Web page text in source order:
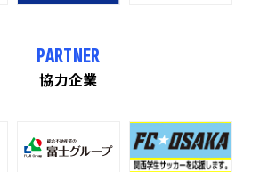
PARTNER
協力企業